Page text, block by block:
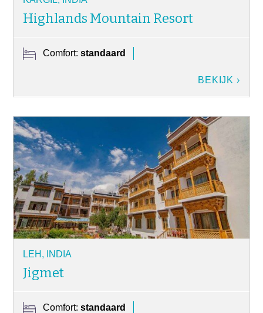
Highlands Mountain Resort
Comfort:standaard
BEKIJK ›
LEH, INDIA
Jigmet
Comfort:standaard